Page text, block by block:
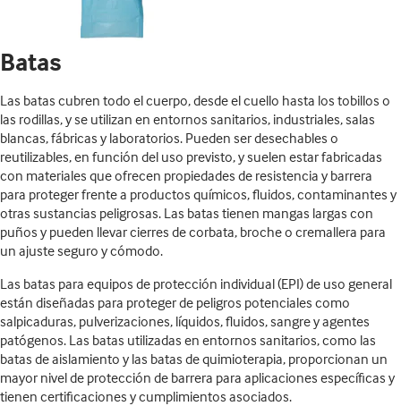
Batas
Las batas cubren todo el cuerpo, desde el cuello hasta los tobillos o
las rodillas, y se utilizan en entornos sanitarios, industriales, salas
blancas, fábricas y laboratorios. Pueden ser desechables o
reutilizables, en función del uso previsto, y suelen estar fabricadas
con materiales que ofrecen propiedades de resistencia y barrera
para proteger frente a productos químicos, fluidos, contaminantes y
otras sustancias peligrosas. Las batas tienen mangas largas con
puños y pueden llevar cierres de corbata, broche o cremallera para
un ajuste seguro y cómodo.
Las batas para equipos de protección individual (EPI) de uso general
están diseñadas para proteger de peligros potenciales como
salpicaduras, pulverizaciones, líquidos, fluidos, sangre y agentes
patógenos. Las batas utilizadas en entornos sanitarios, como las
batas de aislamiento y las batas de quimioterapia, proporcionan un
mayor nivel de protección de barrera para aplicaciones específicas y
tienen certificaciones y cumplimientos asociados.